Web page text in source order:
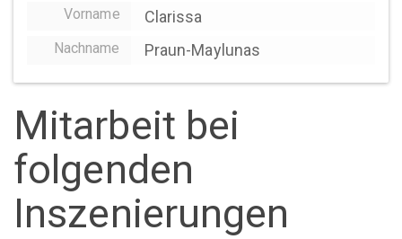
Vorname Clarissa
Nachname Praun-Maylunas
Mitarbeit bei
folgenden
Inszenierungen